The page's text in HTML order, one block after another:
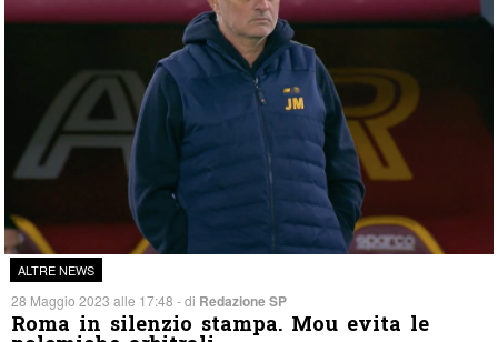
ALTRE NEWS
28 Maggio 2023 alle 17:48 - di Redazione SP
Roma in silenzio stampa. Mou evita le